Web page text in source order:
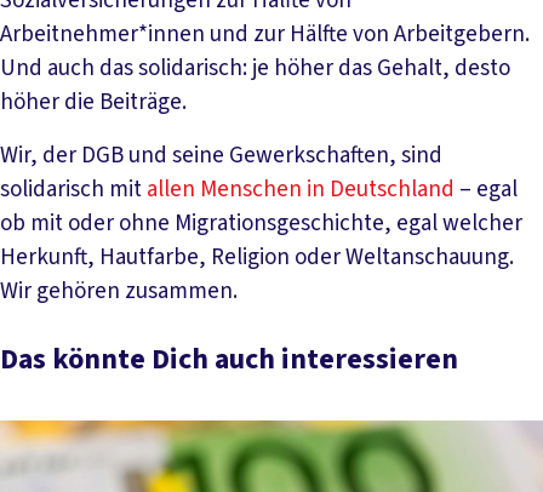
Arbeitnehmer*innen und zur Hälfte von Arbeitgebern.
Und auch das solidarisch: je höher das Gehalt, desto
höher die Beiträge.
Wir, der DGB und seine Gewerkschaften, sind
solidarisch mitallen Menschen in Deutschland – egal
ob mit oder ohne Migrationsgeschichte, egal welcher
Herkunft, Hautfarbe, Religion oder Weltanschauung.
Wir gehören zusammen.
Das könnte Dich auch interessieren